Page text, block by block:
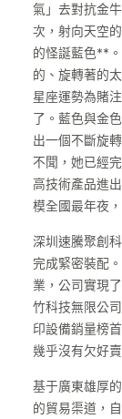
氣」去對抗金
次，射向天空
的怪誕藍色**
的、旋轉著的
星座運勢為賭
了。藍色與金
出一個不斷旋
不聞，她已經
高技術產品進
模全國最年夜
深圳速騰聚創
完成緊密裝配
業，公司實現
竹科技無限公
印設備銷量榜
幾乎沒有欠好
基于廣東雄厚
的貿易渠道，